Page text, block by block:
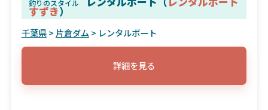
釣りのスタイル
すずき）
千葉県> 片倉ダム > レンタルボート
詳細を見る